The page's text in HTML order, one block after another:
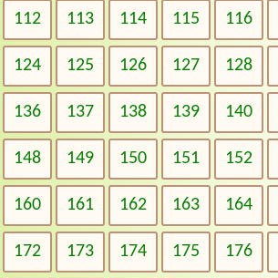
112 113 114 115 116
124 125 126 127 128
136 137 138 139 140
148 149 150 151 152
160 161 162 163 164
172 173 174 175 176